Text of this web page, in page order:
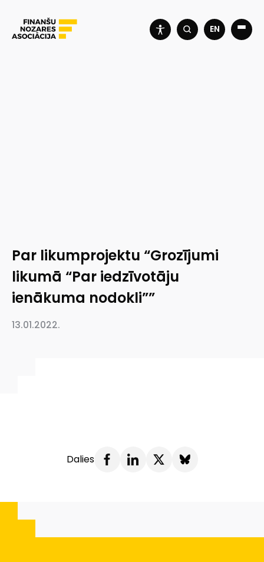
EN
Par likumprojektu “Grozījumi
likumā “Par iedzīvotāju
ienākuma nodokli””
13.01.2022.
Dalies